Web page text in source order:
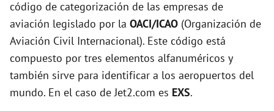
código de categorización de las empresas de
aviación legislado por la OACI/ICAO (Organización de
Aviación Civil Internacional). Este código está
compuesto por tres elementos alfanuméricos y
también sirve para identificar a los aeropuertos del
mundo. En el caso de Jet2.com es EXS.